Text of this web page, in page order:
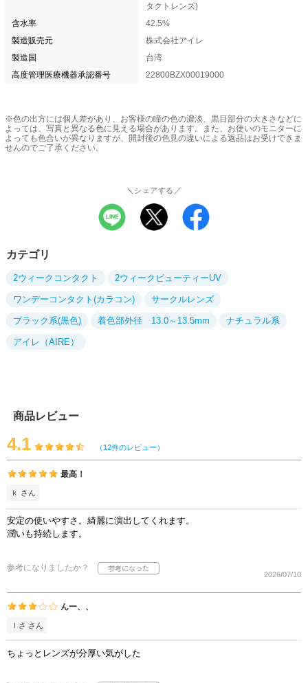
タクトレンズ)
含水率
42.5%
製造販売元
株式会社アイレ
製造国
台湾
高度管理医療機器承認番号
22800BZX00019000
※色の出方には個人差があり、お客様の瞳の色の濃淡、黒目部分の大きさなどに
よっては、写真と異なる色に見える場合があります。また、お使いのモニターに
よっても色合いが異なりますが、開封後の色見の違いによる返品はお受けできま
せんのでご了承ください。
＼シェアする／
カテゴリ
2ウィークコンタクト 2ウィークビューティーUV
ワンデーコンタクト(カラコン) サークルレンズ
ブラック系(黒色) 着色部外径 13.0～13.5mm ナチュラル系
アイレ（AIRE）
商品レビュー
4.1 （12件のレビュー）
最高！
ｋ さん
安定の使いやすさ。綺麗に演出してくれます。
潤いも持続します。
参考になりましたか？
2026/07/10
んー、、
ｌさ さん
ちょっとレンズが分厚い気がした